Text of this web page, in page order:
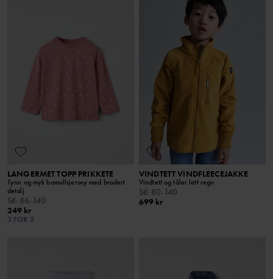
LANGERMET TOPP PRIKKETE
Tynn og myk bomullsjersey med brodert
detalj
Stl: 86-140
249 kr
3 FOR 2
VINDTETT VINDFLEECEJAKKE
Vindtett og tåler lett regn
Stl: 80-140
699 kr